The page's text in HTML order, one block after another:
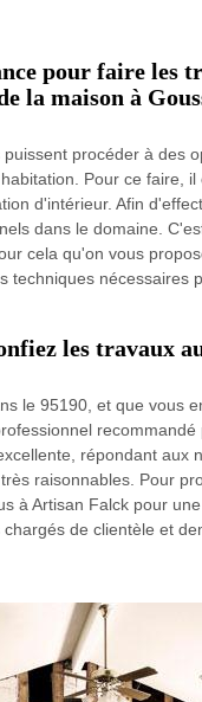
pour faire les
la maison à
procéder à des
Pour ce faire, il
d'intérieur. Afin
dans le domaine.
cela qu'on vous
techniques nécessaires
les travaux
le 95190, et que vous
recommandé
répondant aux
raisonnables. Pour
à Artisan Falck pour
de clientèle et